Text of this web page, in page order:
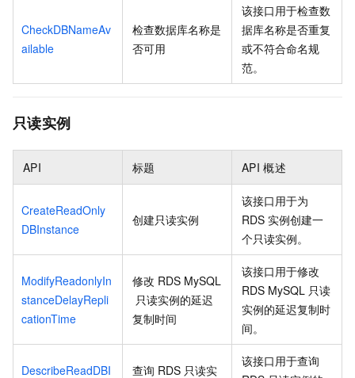
CheckDBNameAv
ailable
检查数据库名称是
否可用
该接口用于检查数
据库名称是否重复
或不符合命名规
范。
只读实例
API 标题 API 概述
CreateReadOnly
DBInstance
创建只读实例
该接口用于为
RDS 实例创建一
个只读实例。
ModifyReadonlyIn
stanceDelayRepli
cationTime
修改 RDS MySQL
只读实例的延迟
复制时间
该接口用于修改
RDS MySQL 只读
实例的延迟复制时
间。
DescribeReadDBI
查询 RDS 只读实
该接口用于查询